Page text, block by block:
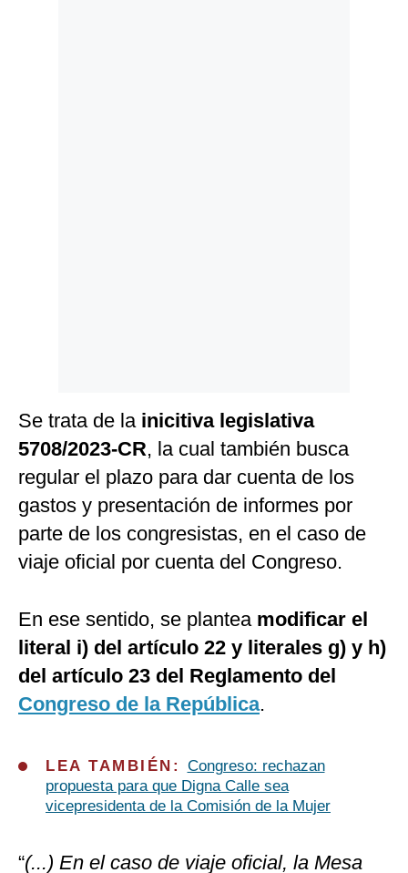
Se trata de la inicitiva legislativa
5708/2023-CR, la cual también busca
regular el plazo para dar cuenta de los
gastos y presentación de informes por
parte de los congresistas, en el caso de
viaje oficial por cuenta del Congreso.
En ese sentido, se plantea modificar el
literal i) del artículo 22 y literales g) y h)
del artículo 23 del Reglamento del
Congreso de la República.
LEA TAMBIÉN: Congreso: rechazan
propuesta para que Digna Calle sea
vicepresidenta de la Comisión de la Mujer
“(...) En el caso de viaje oficial, la Mesa